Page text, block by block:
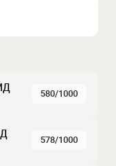
580/1000
578/1000